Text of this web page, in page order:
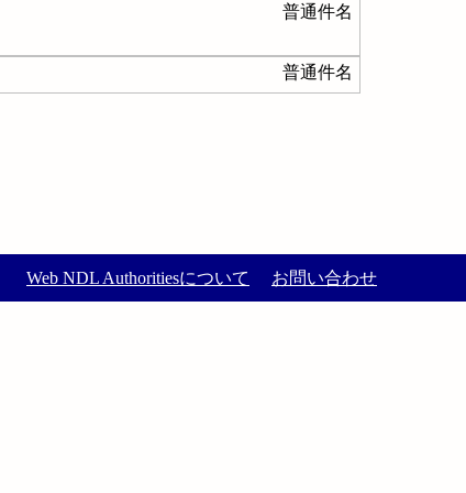
普通件名
普通件名
Web NDL Authoritiesについて お問い合わせ